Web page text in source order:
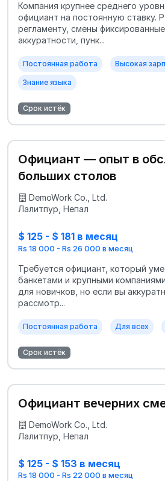
Компания крупнее среднего
официант на постоянную ставку.
регламенту, смены
аккуратности, пунк...
Постоянная работа Высокая
Знание языка
Срок истёк
Официант — опыт в
больших столов
DemoWork Co., Ltd.
Лалитпур, Непал
$ 125 - $ 181 в месяц
Rs 18 000 - Rs 26 000 в месяц
Требуется официант, который
банкетами и крупными
для новичков, но если вы
рассмотр...
Постоянная работа Для всех
Срок истёк
Официант вечерних
DemoWork Co., Ltd.
Лалитпур, Непал
$ 125 - $ 153 в месяц
Rs 18 000 - Rs 22 000 в месяц